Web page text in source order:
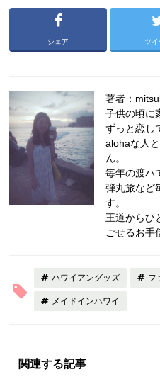
シェア ツイ
著者：
子供の頃に
ずっと恋し
alohaな人
ん。
毎年の渡ハ
弾丸旅など
す。
王道からひ
ごせるお手
ハワイアングッズ フ
メイドインハワイ
関連する記事